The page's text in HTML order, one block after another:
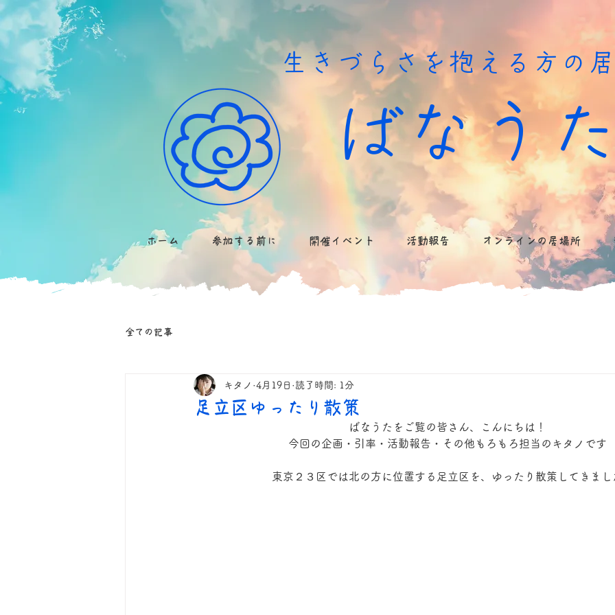
生きづらさを抱える方の
ばなう
ホーム 参加する前に 開催イベント 活動報告 オンラインの居場所
全ての記事
足立区ゆったり散策
キタノ 4月19日 読了時間: 1分
ばなうたをご覧の皆さん、こんにちは！
今回の企画・引率・活動報告・その他もろもろ担当のキタノです
東京２３区では北の方に位置する足立区を、ゆったり散策してきまし